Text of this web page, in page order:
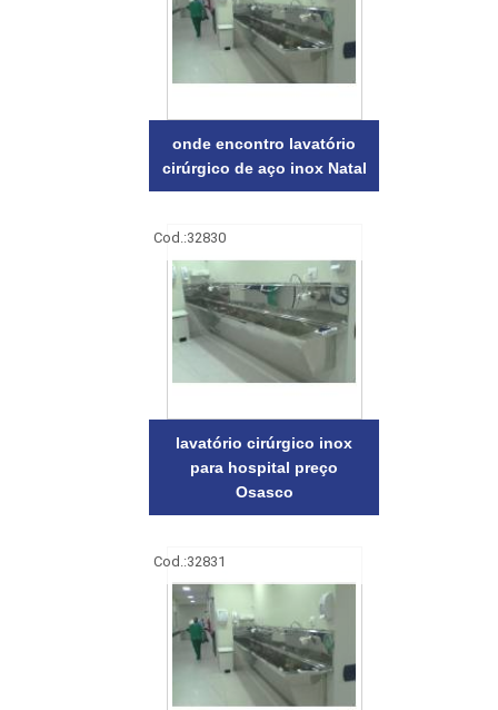
onde encontro lavatório
cirúrgico de aço inox Natal
Cod.:32830
lavatório cirúrgico inox
para hospital preço
Osasco
Cod.:32831